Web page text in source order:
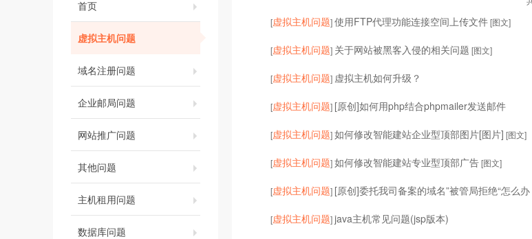
首页
虚拟主机问题
域名注册问题
企业邮局问题
网站推广问题
其他问题
主机租用问题
数据库问题
[虚拟主机问题]使用FTP代理功能连接空间上传文件[图文]
[虚拟主机问题] 关于网站被黑客入侵的相关问题 [图文]
[虚拟主机问题] 虚拟主机如何升级？
[虚拟主机问题] [原创]如何用php结合phpmailer发送邮件
[虚拟主机问题]如何修改智能建站企业型顶部图片[图片] [图文]
[虚拟主机问题]如何修改智能建站专业型顶部广告[图文]
[虚拟主机问题] [原创]委托我司备案的域名”被管局拒绝“怎么办
[虚拟主机问题]java主机常见问题(jsp版本)